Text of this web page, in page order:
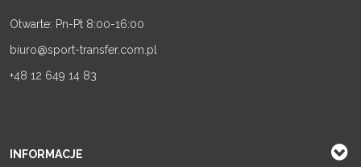
Otwarte: Pn-Pt 8:00-16:00
biuro@sport-transfer.com.pl
+48 12 649 14 83
INFORMACJE